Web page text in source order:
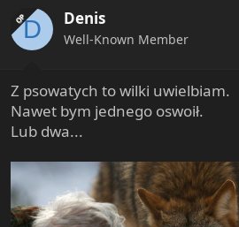
o
n
s
OPD Denis
Well-Known Member
Z psowatych to wilki uwielbiam.
Nawet bym jednego oswoił.
Lub dwa...